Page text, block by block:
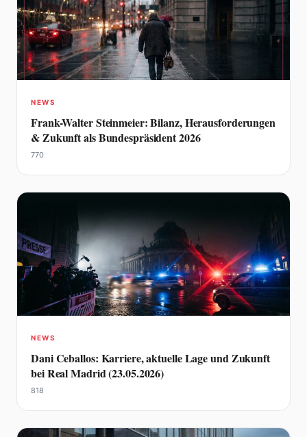
NEWS
Frank-Walter Steinmeier: Bilanz, Herausforderungen
& Zukunft als Bundespräsident 2026
770
NEWS
Dani Ceballos: Karriere, aktuelle Lage und Zukunft
bei Real Madrid (23.05.2026)
818